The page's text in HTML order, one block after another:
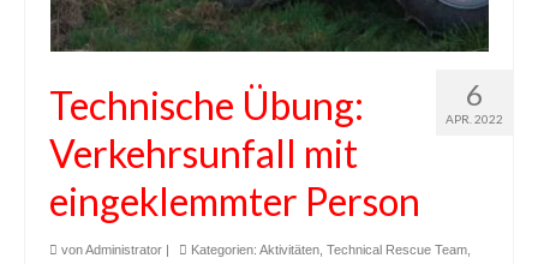
6
APR. 2022
Technische Übung:
Verkehrsunfall mit
eingeklemmter Person
vonAdministrator | Kategorien: Aktivitäten Technical Rescue Team